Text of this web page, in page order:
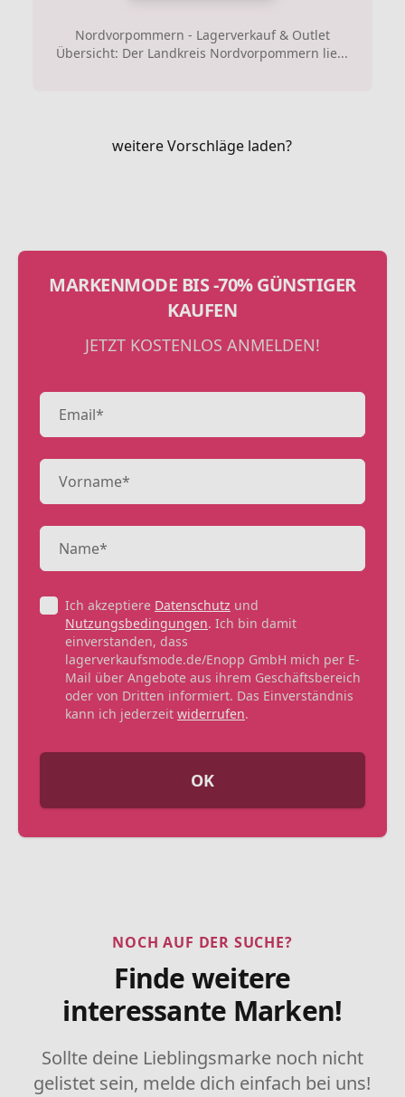
Nordvorpommern - Lagerverkauf & Outlet
Übersicht: Der Landkreis Nordvorpommern lie...
weitere Vorschläge laden?
MARKENMODE BIS -70% GÜNSTIGER
KAUFEN
JETZT KOSTENLOS ANMELDEN!
Ich akzeptiere Datenschutz und
Nutzungsbedingungen. Ich bin damit
einverstanden, dass
lagerverkaufsmode.de/Enopp GmbH mich per E-
Mail über Angebote aus ihrem Geschäftsbereich
oder von Dritten informiert. Das Einverständnis
kann ich jederzeit widerrufen.
OK
NOCH AUF DER SUCHE?
Finde weitere
interessante Marken!
Sollte deine Lieblingsmarke noch nicht
gelistet sein, melde dich einfach bei uns!